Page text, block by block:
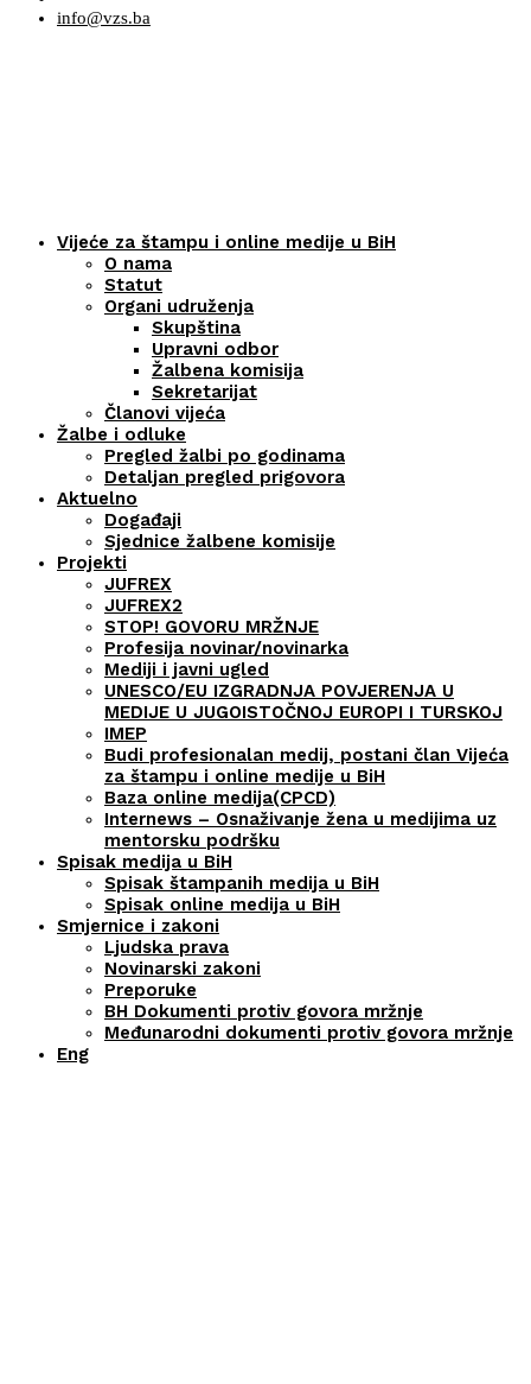
info@vzs.ba
Vijeće za štampu i online medije u BiH
O nama
Statut
Organi udruženja
Skupština
Upravni odbor
Žalbena komisija
Sekretarijat
Članovi vijeća
Žalbe i odluke
Pregled žalbi po godinama
Detaljan pregled prigovora
Aktuelno
Događaji
Sjednice žalbene komisije
Projekti
JUFREX
JUFREX2
STOP! GOVORU MRŽNJE
Profesija novinar/novinarka
Mediji i javni ugled
UNESCO/EU IZGRADNJA POVJERENJA U
MEDIJE U JUGOISTOČNOJ EUROPI I TURSKOJ
IMEP
Budi profesionalan medij, postani član Vijeća
za štampu i online medije u BiH
Baza online medija(CPCD)
Internews – Osnaživanje žena u medijima uz
mentorsku podršku
Spisak medija u BiH
Spisak štampanih medija u BiH
Spisak online medija u BiH
Smjernice i zakoni
Ljudska prava
Novinarski zakoni
Preporuke
BH Dokumenti protiv govora mržnje
Međunarodni dokumenti protiv govora mržnje
Eng